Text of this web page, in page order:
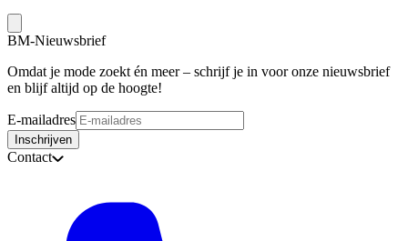
BM-Nieuwsbrief
Omdat je mode zoekt én meer – schrijf je in voor onze nieuwsbrief
en blijf altijd op de hoogte!
E-mailadres
Inschrijven
Contact